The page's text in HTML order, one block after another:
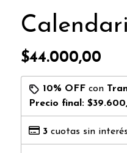
$44.000,00
10% OFFcon
Precio final:
3cuotas sin